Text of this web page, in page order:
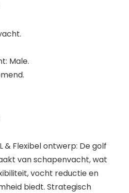
Male.
& Flexibel ontwerp: De golf
van schapenvacht, wat
vocht reductie en
biedt. Strategisch